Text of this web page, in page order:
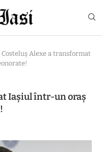
Costeluș Alexe a transformat
Iașiul într-un oraș